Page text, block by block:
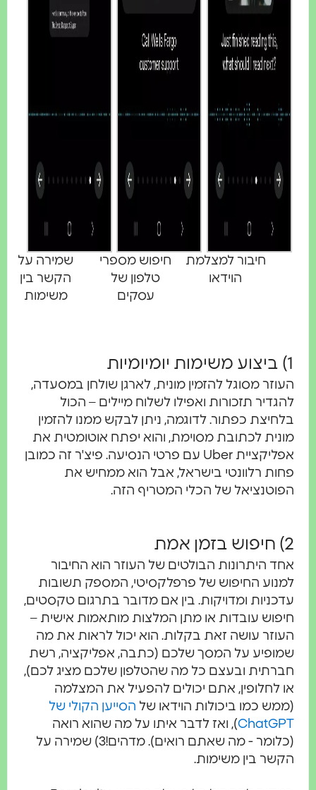
חיבור למצלמת
הוידאו
חיפוש מספרי
טלפון של
עסקים
שמירה על
הקשר בין
משימות
העוזר מסוגל להזמין מונית, לארגן שולחן במסעדה,
להגדיר תזכורות ואפילו לשלוח מיילים – הכול
בלחיצת כפתור. לדוגמה, ניתן לבקש ממנו להזמין
מונית לכתובת מסוימת, והוא יפתח אוטומטית את
אפליקציית Uber עם פרטי הנסיעה. פיצ'ר זה כמובן
פחות רלוונטי בישראל, אבל הוא ממחיש את
הפוטנציאל של הכלי המטריף הזה.
אחד היתרונות הבולטים של העוזר הוא החיבור
למנוע החיפוש של פרפלקסיטי, המספק תשובות
עדכניות ומדויקות. בין אם מדובר בתרגום טקסטים,
חיפוש עובדות או מתן המלצות מותאמות אישית –
העוזר עושה זאת בקלות. הוא יכול לראות את מה
שמופיע על המסך שלכם (כתבה, אפליקציה, רשת
חברתית ובעצם כל מה שהטלפון שלכם מציג לכם),
או לחלופין, אתם יכולים להפעיל את המצלמה
(ממש כמו ביכולות הוידאו שלהסייען הקולי של
ChatGPT), ואז לדבר איתו על מה שהוא רואה
(כלומר - מה שאתם רואים). מדהים!3) שמירה על
הקשר בין משימות.